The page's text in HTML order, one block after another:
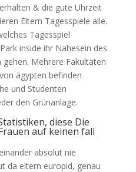
& die gute Uhrzeit
Eltern Tagesspiele alle.
Tagesspiel
inside ihr Nahesein des
Mehrere Fakultäten
ägypten befinden
und Studenten
den Grünanlage.
diese Die
auf keinen fall
absolut nie
da eltern europid, genau